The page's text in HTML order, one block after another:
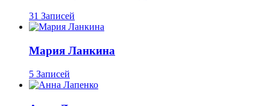
31 Записей
Мария Ланкина
5 Записей